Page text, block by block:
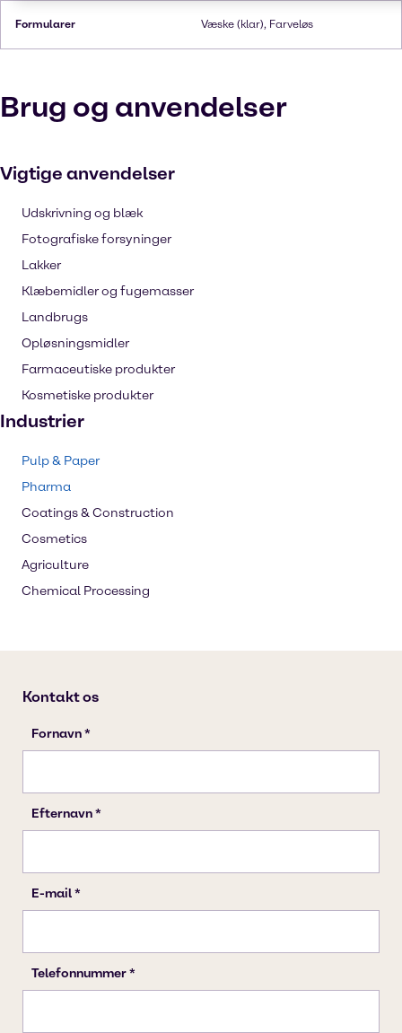
Formularer Væske (klar), Farveløs
Brug og anvendelser
Vigtige anvendelser
Udskrivning og blæk
Fotografiske forsyninger
Lakker
Klæbemidler og fugemasser
Landbrugs
Opløsningsmidler
Farmaceutiske produkter
Kosmetiske produkter
Industrier
Pulp & Paper
Pharma
Coatings & Construction
Cosmetics
Agriculture
Chemical Processing